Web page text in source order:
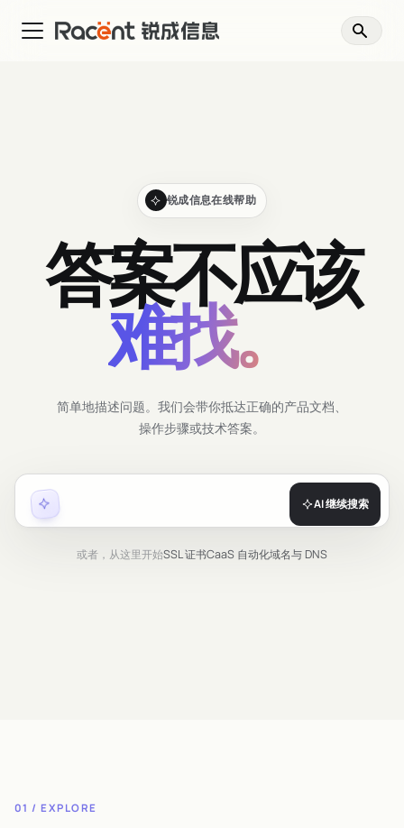
锐成信息在线帮助
答案不应该
难找。
简单地描述问题。我们会带你抵达正确的产品文档、
操作步骤或技术答案。
AI 继续搜索
或者，从这里开始SSL 证书CaaS 自动化域名与 DNS
01 / EXPLORE